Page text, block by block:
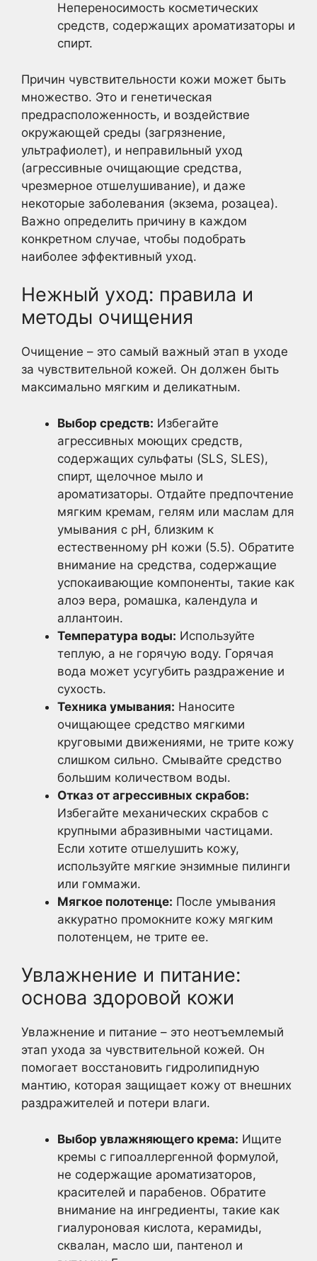
Непереносимость косметических
средств, содержащих ароматизаторы и
спирт.
Причин чувствительности кожи может быть
множество. Это и генетическая
предрасположенность, и воздействие
окружающей среды (загрязнение,
ультрафиолет), и неправильный уход
(агрессивные очищающие средства,
чрезмерное отшелушивание), и даже
некоторые заболевания (экзема, розацеа).
Важно определить причину в каждом
конкретном случае, чтобы подобрать
наиболее эффективный уход.
Нежный уход: правила и
методы очищения
Очищение – это самый важный этап в уходе
за чувствительной кожей. Он должен быть
максимально мягким и деликатным.
Выбор средств: Избегайте
агрессивных моющих средств,
содержащих сульфаты (SLS, SLES),
спирт, щелочное мыло и
ароматизаторы. Отдайте предпочтение
мягким кремам, гелям или маслам для
умывания с pH, близким к
естественному pH кожи (5.5). Обратите
внимание на средства, содержащие
успокаивающие компоненты, такие как
алоэ вера, ромашка, календула и
аллантоин.
Температура воды: Используйте
теплую, а не горячую воду. Горячая
вода может усугубить раздражение и
сухость.
Техника умывания: Наносите
очищающее средство мягкими
круговыми движениями, не трите кожу
слишком сильно. Смывайте средство
большим количеством воды.
Отказ от агрессивных скрабов:
Избегайте механических скрабов с
крупными абразивными частицами.
Если хотите отшелушить кожу,
используйте мягкие энзимные пилинги
или гоммажи.
Мягкое полотенце: После умывания
аккуратно промокните кожу мягким
полотенцем, не трите ее.
Увлажнение и питание:
основа здоровой кожи
Увлажнение и питание – это неотъемлемый
этап ухода за чувствительной кожей. Он
помогает восстановить гидролипидную
мантию, которая защищает кожу от внешних
раздражителей и потери влаги.
Выбор увлажняющего крема: Ищите
кремы с гипоаллергенной формулой,
не содержащие ароматизаторов,
красителей и парабенов. Обратите
внимание на ингредиенты, такие как
гиалуроновая кислота, керамиды,
сквалан, масло ши, пантенол и